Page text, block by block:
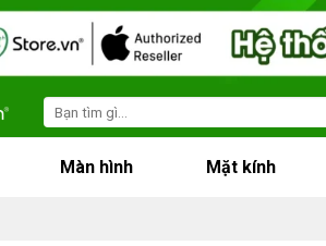
Search
for:
Màn hình Mặt kính